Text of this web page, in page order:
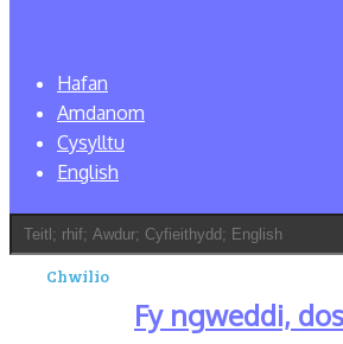
Hafan
Amdanom
Cysylltu
English
Fy ngweddi,